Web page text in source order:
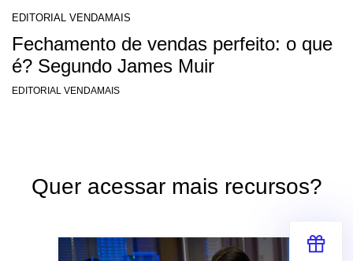
EDITORIAL VENDAMAIS
Fechamento de vendas perfeito: o que
é? Segundo James Muir
EDITORIAL VENDAMAIS
Quer acessar mais recursos?